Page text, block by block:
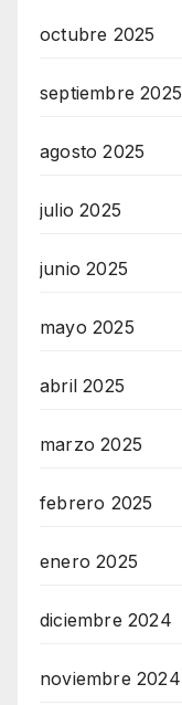
octubre 2025
septiembre 2025
agosto 2025
julio 2025
junio 2025
mayo 2025
abril 2025
marzo 2025
febrero 2025
enero 2025
diciembre 2024
noviembre 2024